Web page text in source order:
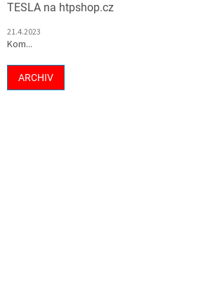
TESLA na htpshop.cz
21.4.2023
Kom...
ARCHIV